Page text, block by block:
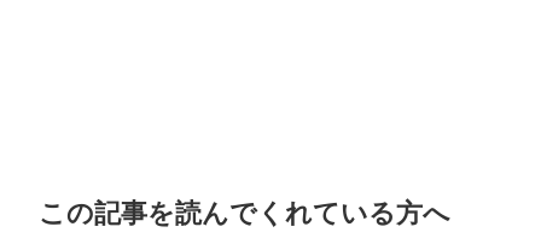
この記事を読んでくれている方へ